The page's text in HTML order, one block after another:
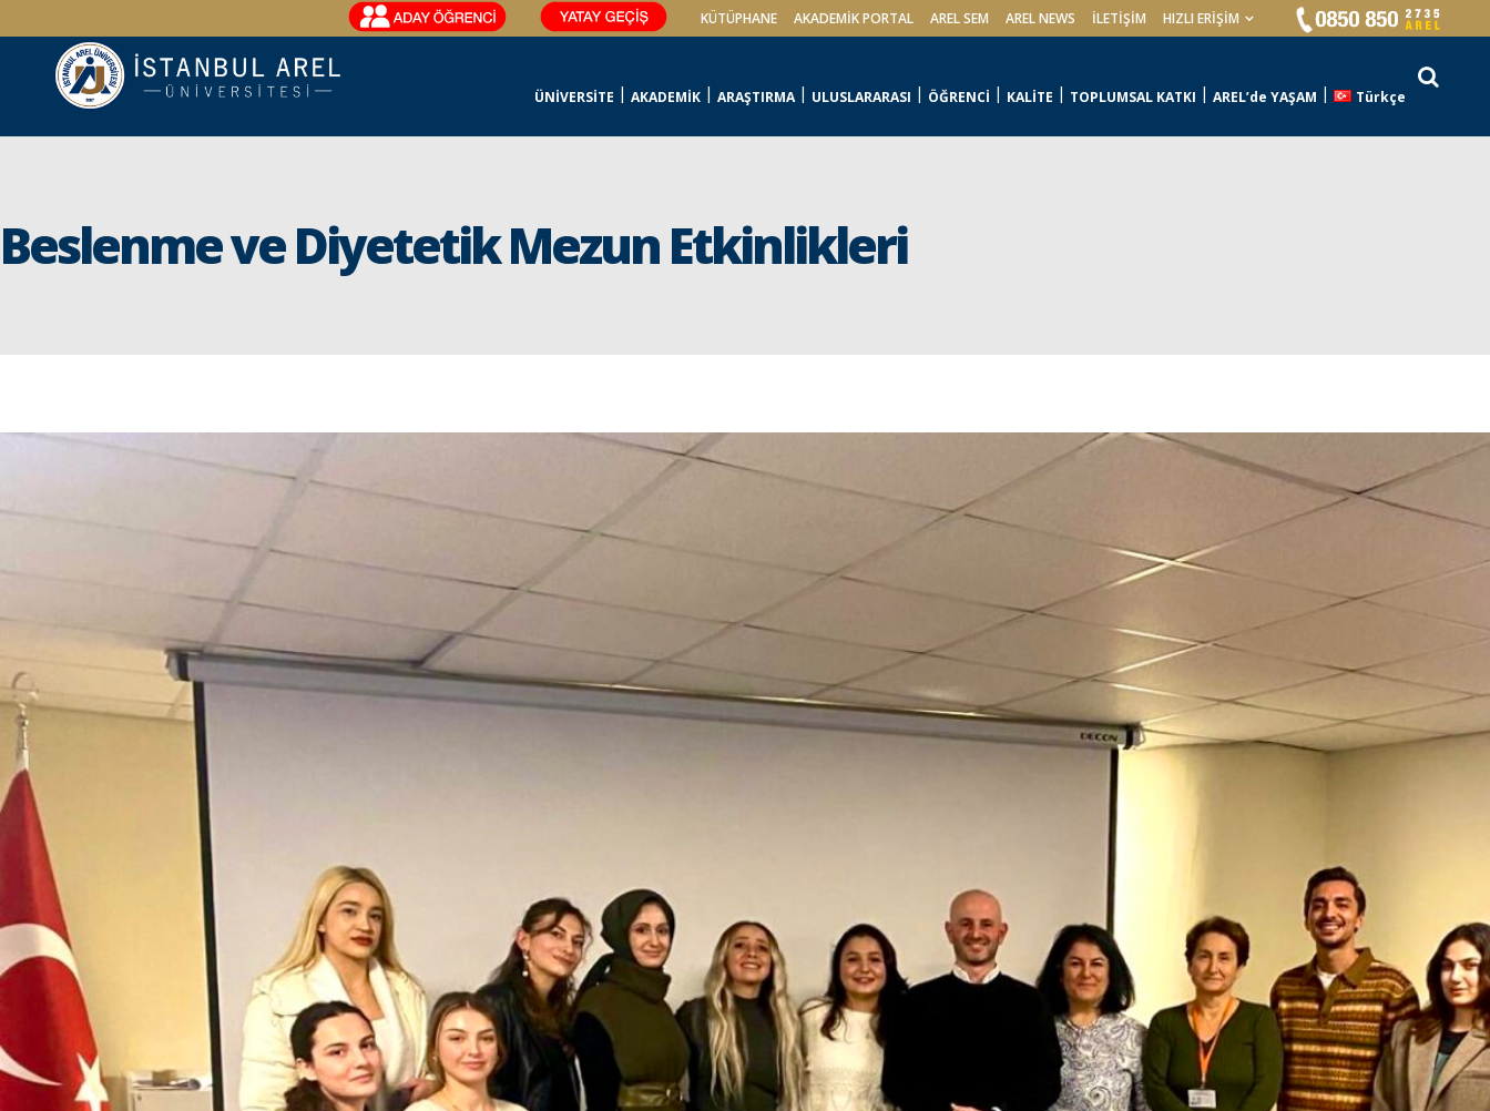
KÜTÜPHANE AKADEMİK PORTAL AREL SEM AREL NEWS İLETIŞIM HIZLI ERİŞİM
ÜNİVERSİTE AKADEMİK ARAŞTIRMA ULUSLARARASI ÖĞRENCİ KALİTE TOPLUMSAL KATKI AREL’de YAŞAM Türkçe
Beslenme ve Diyetetik Mezun Etkinlikleri